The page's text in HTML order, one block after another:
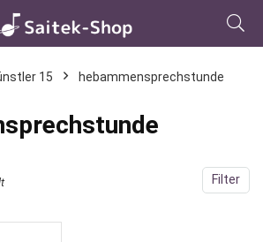
15 hebammensprechstunde
Filter